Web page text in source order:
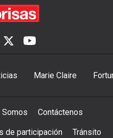
Marie Claire
Somos Contáctenos
de participación Tránsito